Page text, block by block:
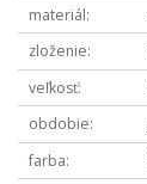
materiál
zloženie
veľkosť
obdobie
farba